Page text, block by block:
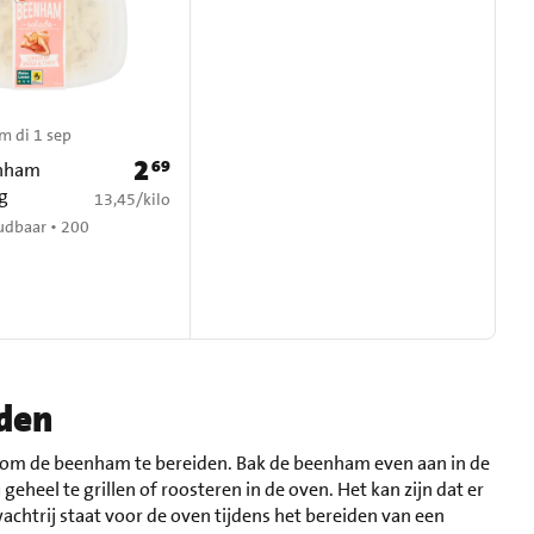
• 200
di 1 sep
Prijs: € 2,69
269
€ 13,45 per kilo
13,45/kilo
de beenham te bereiden. Bak de beenham even aan in de
te grillen of roosteren in de oven. Het kan zijn dat er
staat voor de oven tijdens het bereiden van een